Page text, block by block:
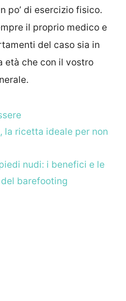
po’ di esercizio fisico.
il proprio medico e
del caso sia in
età che con il vostro
la ricetta ideale per non
nudi: i benefici e le
barefooting